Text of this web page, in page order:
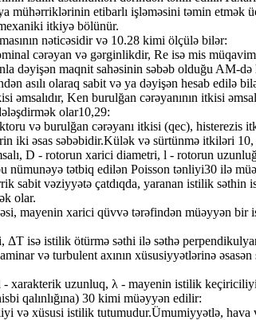
mühərriklərinin etibarlı işləməsini təmin
itkiyə bölünür.
nəticəsidir və 10.28 kimi ölçülə bilər:
cərəyan və gərginlikdir, Re isə mis
dəyişən maqnit sahəsinin səbəb olduğu
asılı olaraq sabit və ya dəyişən hesab edilə
əmsalıdır, Ken burulğan cərəyanının itkisi
olar10,29:
və burulğan cərəyanı itkisi (qec), histerezis
iki əsas səbəbidir.Külək və sürtünmə itkiləri 10,
D - rotorun xarici diametri, l - rotorun
nümunəyə tətbiq edilən Poisson tənliyi30 ilə
sabit vəziyyətə çatdıqda, yaranan istilik
olar.
mayenin xarici qüvvə tərəfindən müəyyən
ΔT isə istilik ötürmə səthi ilə səthə
və turbulent axının xüsusiyyətlərinə
xarakterik uzunluq, λ - mayenin istilik
qalınlığına) 30 kimi müəyyən edilir:
və xüsusi istilik tutumudur.Ümumiyyətlə,